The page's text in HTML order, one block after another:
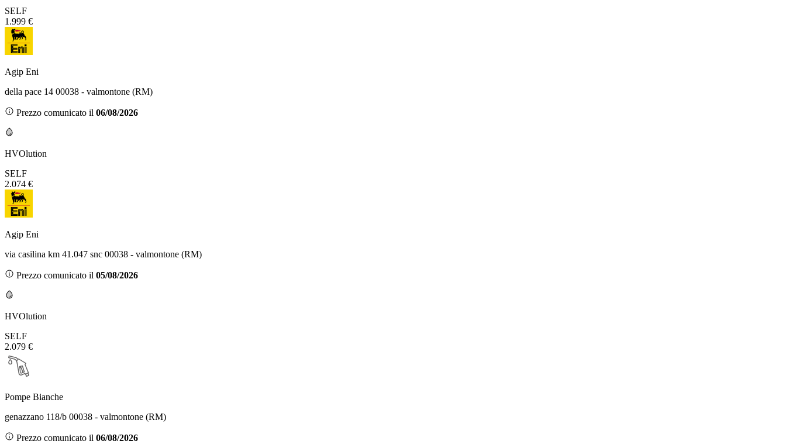
SELF
1.999 €
Agip Eni
della pace 14 00038 - valmontone (RM)
Prezzo comunicato il 06/08/2026
HVOlution
SELF
2.074 €
Agip Eni
via casilina km 41.047 snc 00038 - valmontone (RM)
Prezzo comunicato il 05/08/2026
HVOlution
SELF
2.079 €
Pompe Bianche
genazzano 118/b 00038 - valmontone (RM)
Prezzo comunicato il 06/08/2026